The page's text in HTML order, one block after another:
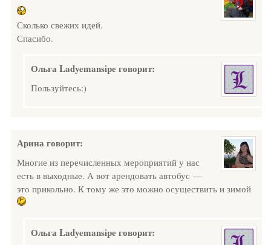
Сколько свежих идей.
Спасибо.
Ольга Ladyemansipe говорит:
Пользуйтесь:)
Арина говорит:
Многие из перечисленных мероприятий у нас
есть в выходные. А вот арендовать автобус —
это прикольно. К тому же это можно осуществить и зимой
Ольга Ladyemansipe говорит: